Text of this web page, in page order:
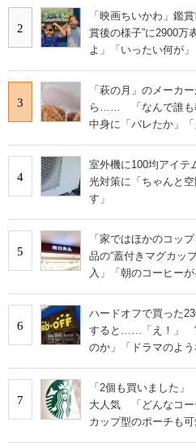
2
「映画ちいかわ」鑑
賞後の様子”に2900万
よ」「いったい何が」
3
「萩の月」のメーカ
ら…… 「なんで誰も
中身に「バレたか」「
4
室外機に100均アイ
光対策に「ちゃんと
す」
5
「家ではほかのコッ
品の“蓋付きマグカッ
入」「朝のコーヒー
6
ハードオフで買った
すると……「え！」 “
のか」「ドラマのよう
7
「2個も買いました
大人気 「どんなコー
カップ型のポーチも